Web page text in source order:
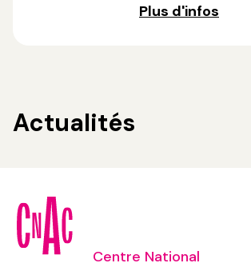
Plus d'infos
Actualités
Centre National